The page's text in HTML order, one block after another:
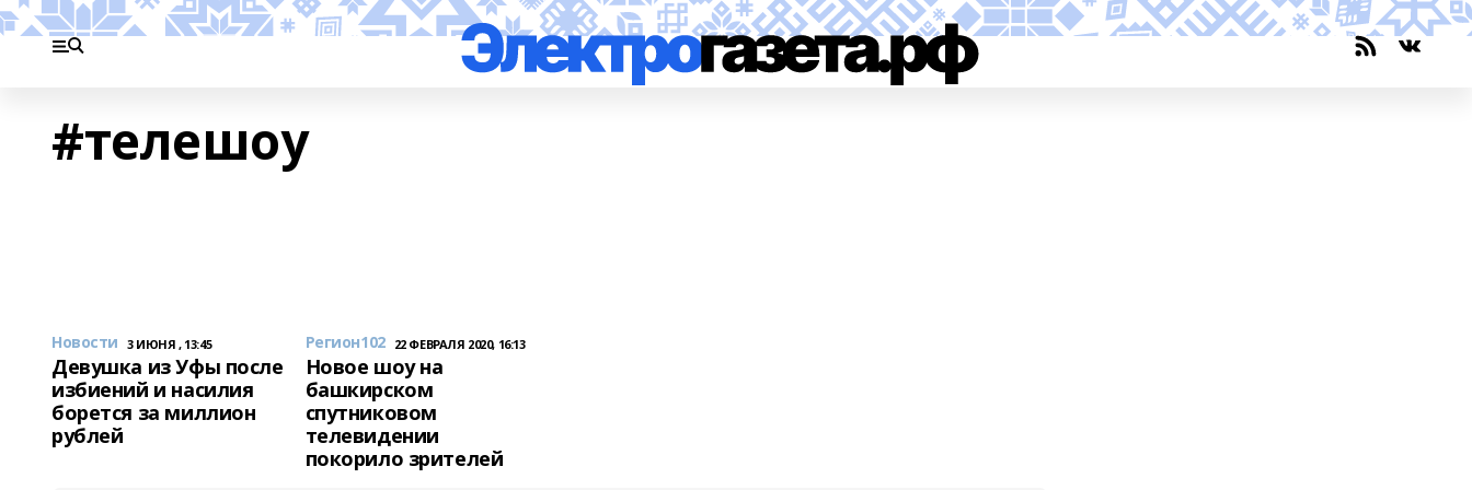
#телешоу
Новости 3 ИЮНЯ , 13:45
Девушка из Уфы после
избиений и насилия
борется за миллион
рублей
Регион102 22 ФЕВРАЛЯ 2020, 16:13
Новое шоу на
башкирском
спутниковом
телевидении
покорило зрителей